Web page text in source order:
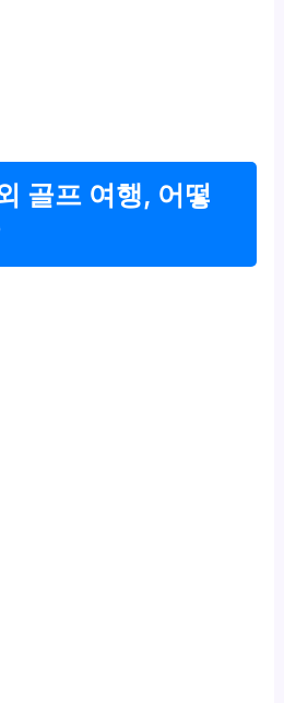
골프 여행, 어떻